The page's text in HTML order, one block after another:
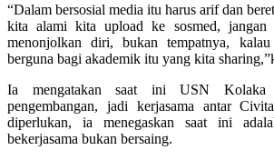
“Dalam bersosial media itu harus arif dan
kita alami kita upload ke sosmed, jangan
menonjolkan diri, bukan tempatnya,
berguna bagi akademik itu yang kita
Ia mengatakan saat ini USN Kolaka
pengembangan, jadi kerjasama antar
diperlukan, ia menegaskan saat ini
bekerjasama bukan bersaing.